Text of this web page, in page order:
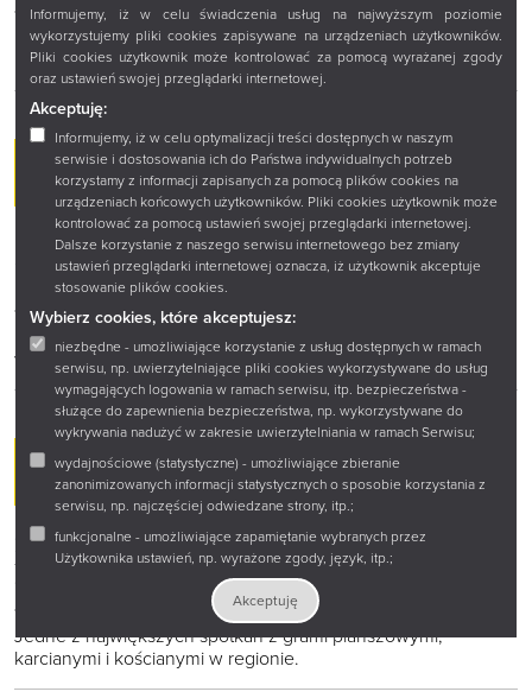
Informujemy, iż w celu świadczenia usług na najwyższym poziomie
wykorzystujemy pliki cookies zapisywane na urządzeniach użytkowników.
Pliki cookies użytkownik może kontrolować za pomocą wyrażanej zgody
oraz ustawień swojej przeglądarki internetowej.
Akceptuję:
Informujemy, iż w celu optymalizacji treści dostępnych w naszym
serwisie i dostosowania ich do Państwa indywidualnych potrzeb
korzystamy z informacji zapisanych za pomocą plików cookies na
urządzeniach końcowych użytkowników. Pliki cookies użytkownik może
kontrolować za pomocą ustawień swojej przeglądarki internetowej.
Dalsze korzystanie z naszego serwisu internetowego bez zmiany
ustawień przeglądarki internetowej oznacza, iż użytkownik akceptuje
stosowanie plików cookies.
Wybierz cookies, które akceptujesz:
niezbędne - umożliwiające korzystanie z usług dostępnych w ramach
serwisu, np. uwierzytelniające pliki cookies wykorzystywane do usług
wymagających logowania w ramach serwisu, itp. bezpieczeństwa -
służące do zapewnienia bezpieczeństwa, np. wykorzystywane do
wykrywania nadużyć w zakresie uwierzytelniania w ramach Serwisu;
wydajnościowe (statystyczne) - umożliwiające zbieranie
zanonimizowanych informacji statystycznych o sposobie korzystania z
serwisu, np. najczęściej odwiedzane strony, itp.;
funkcjonalne - umożliwiające zapamiętanie wybranych przez
Użytkownika ustawień, np. wyrażone zgody, język, itp.;
Akceptuję
18:00 – Rozmówki polsko-polskie
Nieformalne spotkanie cudzoziemców i Polaków – rozmowy,
integracja i język w praktyce.
8 MAJA
Dzień Bibliotekarza i Bibliotek
Świętujemy razem z czytelnikami – dzień ludzi książki i miejsc,
które łączą je z ludźmi.
17:00 – Gramy, bo piątek
Przedweekendowe spotkanie z planszówkami – idealny start
weekendu.
11 MAJA
8:30 – Konferencja naukowa „Żydzi wschodniej Polski”
XV edycja wydarzenia poświęconego historii, kulturze i
dziedzictwu regionu.
17:30 – Planszówki Johnny’ego i Mateusza
Jedne z największych spotkań z grami planszowymi,
karcianymi i kościanymi w regionie.